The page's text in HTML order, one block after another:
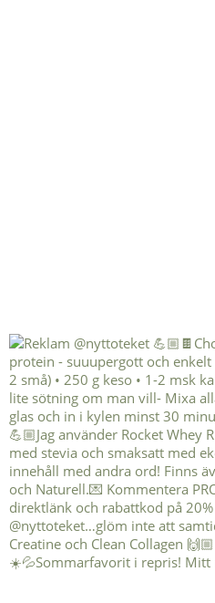
☀️💦Sommarfavorit i repris! Mitt